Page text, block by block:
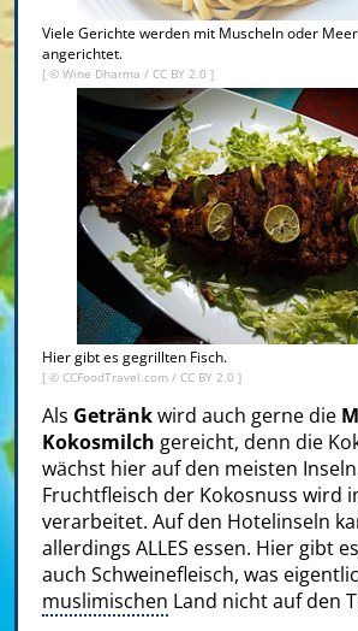
Viele Gerichte werden mit Muscheln oder
angerichtet.
[ © Wine Dharma / CC BY 2.0 ]
Hier gibt es gegrillten Fisch.
[ © CCFoodTravel.com / CC BY 2.0 ]
Als Getränkwird auch gerne die
Kokosmilch gereicht, denn die
wächst hier auf den meisten
Fruchtfleisch der Kokosnuss wird
verarbeitet. Auf den Hotelinseln
allerdings ALLES essen. Hier gibt
auch Schweinefleisch, was
muslimischen Land nicht auf den